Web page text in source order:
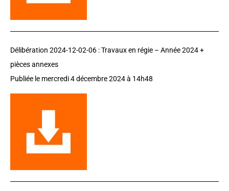
Délibération 2024-12-02-06 :Travaux en régie – Année 2024 +
pièces annexes
Publiée le mercredi 4 décembre 2024à 14h48